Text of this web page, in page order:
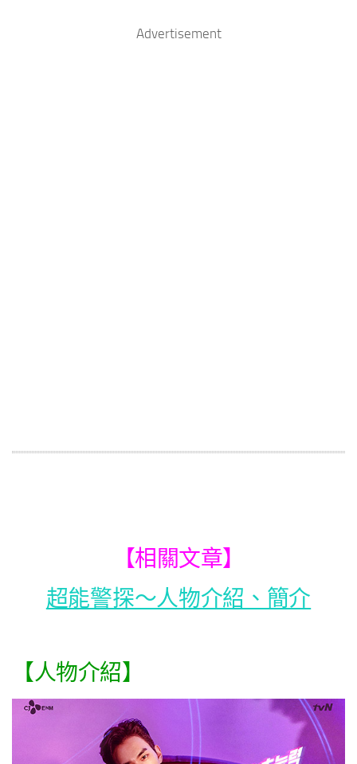
Advertisement
【相關文章】
超能警探～人物介紹、簡介
【人物介紹】